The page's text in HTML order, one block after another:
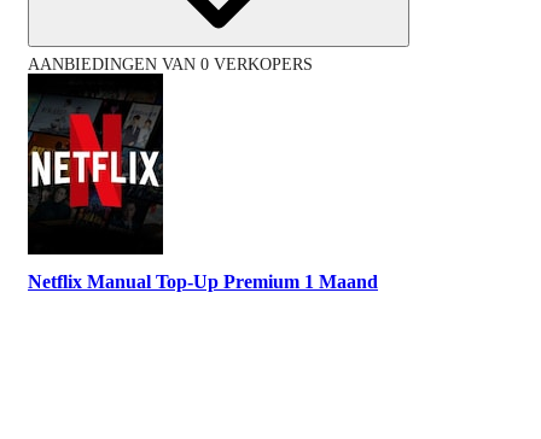
AANBIEDINGEN VAN 0 VERKOPERS
Netflix Manual Top-Up Premium 1 Maand